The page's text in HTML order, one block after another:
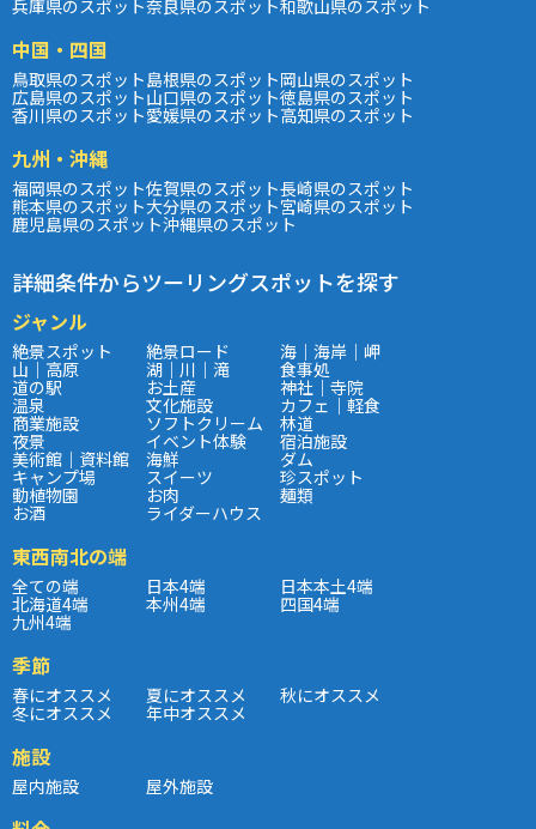
兵庫県のスポット奈良県のスポット和歌山県のスポット
中国・四国
鳥取県のスポット島根県のスポット岡山県のスポット
広島県のスポット山口県のスポット徳島県のスポット
香川県のスポット愛媛県のスポット高知県のスポット
九州・沖縄
福岡県のスポット佐賀県のスポット長崎県のスポット
熊本県のスポット大分県のスポット宮崎県のスポット
鹿児島県のスポット沖縄県のスポット
詳細条件からツーリングスポットを探す
ジャンル
絶景スポット 絶景ロード 海｜海岸｜岬
山｜高原 湖｜川｜滝 食事処
道の駅 お土産 神社｜寺院
温泉 文化施設 カフェ｜軽食
商業施設 ソフトクリーム 林道
夜景 イベント体験 宿泊施設
美術館｜資料館 海鮮 ダム
キャンプ場 スイーツ 珍スポット
動植物園 お肉 麺類
お酒 ライダーハウス
東西南北の端
全ての端 日本4端 日本本土4端
北海道4端 本州4端 四国4端
九州4端
季節
春にオススメ 夏にオススメ 秋にオススメ
冬にオススメ 年中オススメ
施設
屋内施設 屋外施設